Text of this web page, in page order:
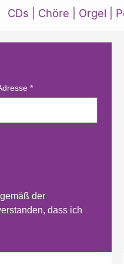
CDs Chöre Orgel
*
der
dass ich